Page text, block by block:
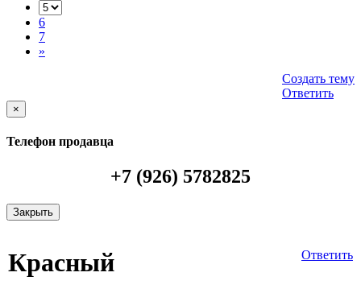
6
7
»
Создать тему
Ответить
×
Телефон продавца
+7 (926) 5782825
Закрыть
Ответить
Красный